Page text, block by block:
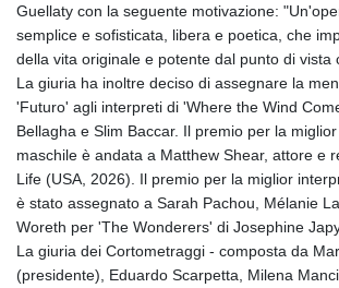
Guellaty con la seguente motivazione:
semplice e sofisticata, libera e poetica, che
della vita originale e potente dal punto di vista
La giuria ha inoltre deciso di assegnare la
'Futuro' agli interpreti di 'Where the Wind
Bellagha e Slim Baccar. Il premio per la
maschile è andata a Matthew Shear, attore e
Life (USA, 2026). Il premio per la miglior
è stato assegnato a Sarah Pachou, Mélanie
Woreth per 'The Wonderers' di Josephine
La giuria dei Cortometraggi - composta da
(presidente), Eduardo Scarpetta, Milena